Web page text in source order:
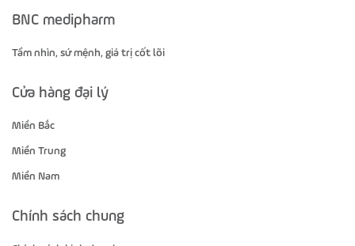
BNC medipharm
Tầm nhìn, sứ mệnh, giá trị cốt lõi
Cửa hàng đại lý
Miền Bắc
Miền Trung
Miền Nam
Chính sách chung